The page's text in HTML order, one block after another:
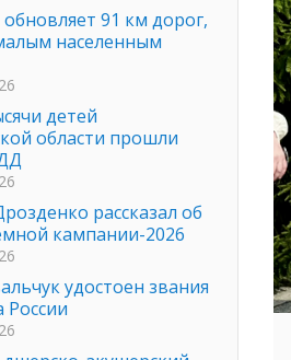
91 км дорог,
населенным
детей
области прошли
рассказал об
кампании-2026
удостоен звания
России